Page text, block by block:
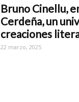
Bruno Cinellu,
Cerdeña, un
creaciones
22 marzo, 2025